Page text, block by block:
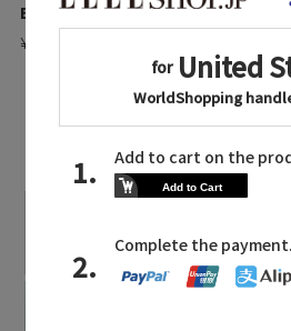
BONAVENTURA/ボナベンチュラ
¥34,100
LATEST